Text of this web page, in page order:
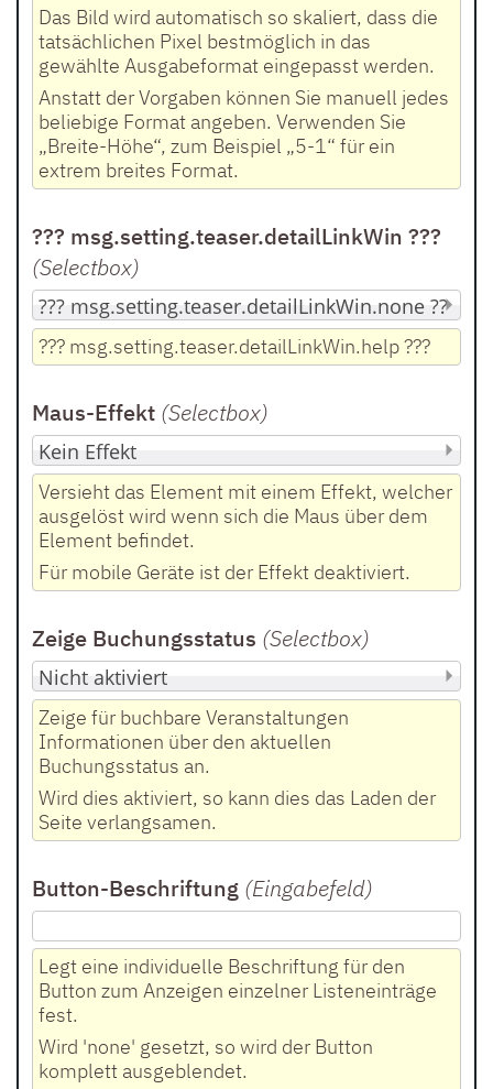
Das Bild wird automatisch so skaliert, dass die
tatsächlichen Pixel bestmöglich in das
gewählte Ausgabeformat eingepasst werden.
Anstatt der Vorgaben können Sie manuell jedes
beliebige Format angeben. Verwenden Sie
„Breite-Höhe“, zum Beispiel „5-1“ für ein
extrem breites Format.
??? msg.setting.teaser.detailLinkWin ???
(Selectbox)
??? msg.setting.teaser.detailLinkWin.help ???
Maus-Effekt (Selectbox)
Versieht das Element mit einem Effekt, welcher
ausgelöst wird wenn sich die Maus über dem
Element befindet.
Für mobile Geräte ist der Effekt deaktiviert.
Zeige Buchungsstatus (Selectbox)
Zeige für buchbare Veranstaltungen
Informationen über den aktuellen
Buchungsstatus an.
Wird dies aktiviert, so kann dies das Laden der
Seite verlangsamen.
Button-Beschriftung (Eingabefeld)
Legt eine individuelle Beschriftung für den
Button zum Anzeigen einzelner Listeneinträge
fest.
Wird 'none' gesetzt, so wird der Button
komplett ausgeblendet.